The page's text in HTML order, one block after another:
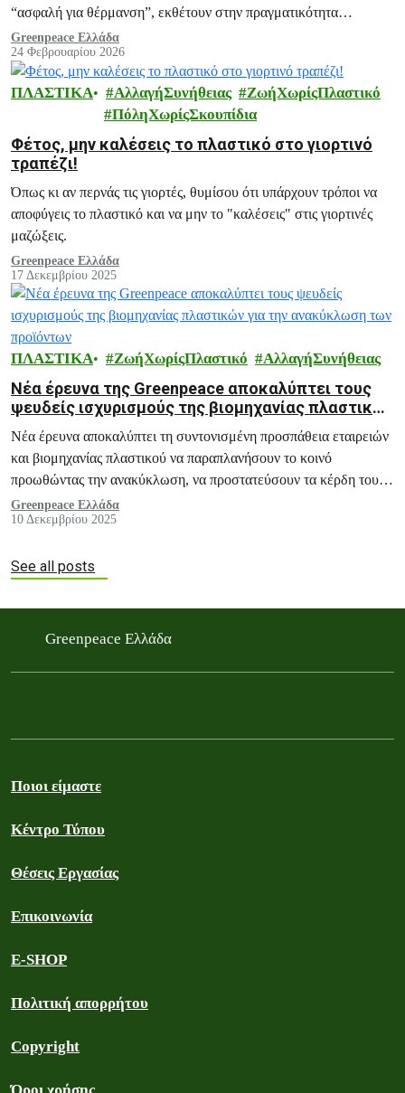
“ασφαλή για θέρμανση”, εκθέτουν στην πραγματικότητα
εκατομμύρια ανθρώπους σε αόρατες μολυσματικές ουσίες.
Greenpeace Ελλάδα
24 Φεβρουαρίου 2026
ΠΛΑΣΤΙΚΑ ΑλλαγήΣυνήθειας
ΖωήΧωρίςΠλαστικό
ΠόληΧωρίςΣκουπίδια
Φέτος, μην καλέσεις το πλαστικό στο γιορτινό
τραπέζι!
Όπως κι αν περνάς τις γιορτές, θυμίσου ότι υπάρχουν τρόποι να
αποφύγεις το πλαστικό και να μην το "καλέσεις" στις γιορτινές
μαζώξεις.
Greenpeace Ελλάδα
17 Δεκεμβρίου 2025
ΠΛΑΣΤΙΚΑ ΖωήΧωρίςΠλαστικό ΑλλαγήΣυνήθειας
Νέα έρευνα της Greenpeace αποκαλύπτει τους
ψευδείς ισχυρισμούς της βιομηχανίας πλαστικών
για την ανακύκλωση των προϊόντων
Νέα έρευνα αποκαλύπτει τη συντονισμένη προσπάθεια εταιρειών
και βιομηχανίας πλαστικού να παραπλανήσουν το κοινό
προωθώντας την ανακύκλωση, να προστατεύσουν τα κέρδη τους
και να καθυστερήσουν τη νομοθετική δράση.
Greenpeace Ελλάδα
10 Δεκεμβρίου 2025
See all posts
Greenpeace Ελλάδα
Ποιοι είμαστε
Κέντρο Τύπου
Θέσεις Εργασίας
Επικοινωνία
E-SHOP
Πολιτική απορρήτου
Copyright